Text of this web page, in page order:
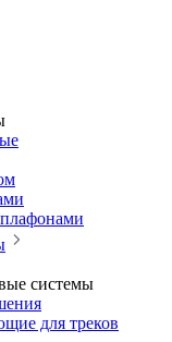
системы
для треков